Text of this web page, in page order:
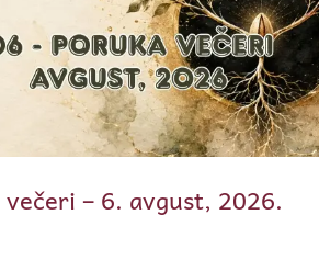
večeri – 6. avgust, 2026.